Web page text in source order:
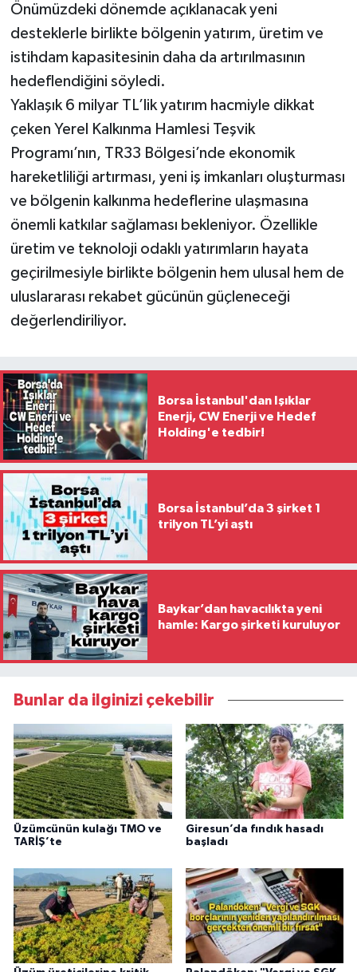
Önümüzdeki dönemde açıklanacak yeni
desteklerle birlikte bölgenin yatırım, üretim ve
istihdam kapasitesinin daha da artırılmasının
hedeflendiğini söyledi.
Yaklaşık 6 milyar TL’lik yatırım hacmiyle dikkat
çeken Yerel Kalkınma Hamlesi Teşvik
Programı’nın, TR33 Bölgesi’nde ekonomik
hareketliliği artırması, yeni iş imkanları oluşturması
ve bölgenin kalkınma hedeflerine ulaşmasına
önemli katkılar sağlaması bekleniyor. Özellikle
üretim ve teknoloji odaklı yatırımların hayata
geçirilmesiyle birlikte bölgenin hem ulusal hem de
uluslararası rekabet gücünün güçleneceği
değerlendiriliyor.
Borsa İstanbul'dan Işıklar
Enerji, CW Enerji ve Hedef
Holding'e tedbir!
Borsa İstanbul’da 3 şirket 1
trilyon TL’yi aştı
Baykar’dan havacılıkta yeni
hamle: Kargo şirketi kuruluyor
Bunlar da ilginizi çekebilir
Üzümcünün kulağı TMO ve
TARİŞ’te
Giresun’da fındık hasadı
başladı